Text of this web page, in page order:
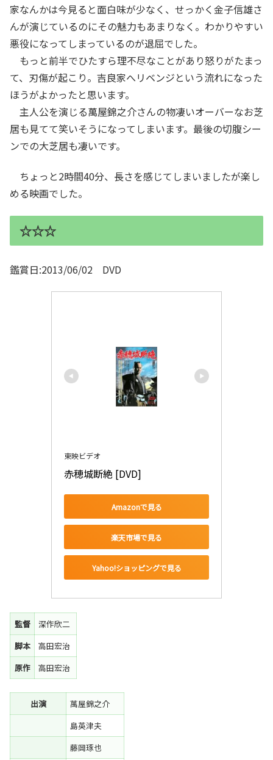
家なんかは今見ると面白味が少なく、せっかく金子信雄さ
んが演じているのにその魅力もあまりなく。わかりやすい
悪役になってしまっているのが退屈でした。
もっと前半でひたすら理不尽なことがあり怒りがたまっ
て、刃傷が起こり。吉良家へリベンジという流れになった
ほうがよかったと思います。
主人公を演じる萬屋錦之介さんの物凄いオーバーなお芝
居も見てて笑いそうになってしまいます。最後の切腹シー
ンでの大芝居も凄いです。
ちょっと2時間40分、長さを感じてしまいましたが楽し
める映画でした。
☆☆☆
鑑賞日:2013/06/02 DVD
東映ビデオ
赤穂城断絶 [DVD]
Amazonで見る
楽天市場で見る
Yahoo!ショッピングで見る
監督
深作欣二
脚本
高田宏治
原作
高田宏治
出演
萬屋錦之介
島英津夫
藤岡琢也